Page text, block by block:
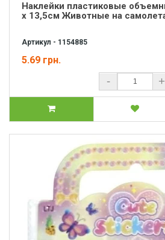
Наклейки пластиковые
х 13,5см Животные на
Артикул - 1154885
5.69 грн.
- +